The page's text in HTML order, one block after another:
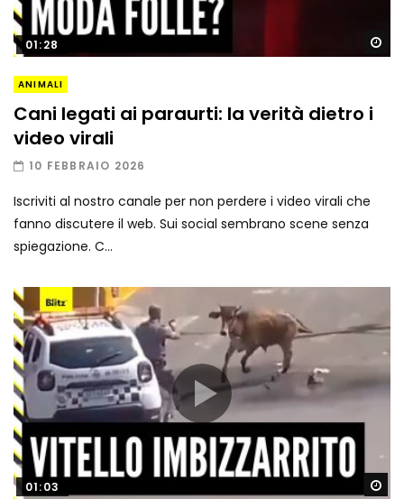
01:28
ANIMALI
Cani legati ai paraurti: la verità dietro i
video virali
10 FEBBRAIO 2026
Iscriviti al nostro canale per non perdere i video virali che
fanno discutere il web. Sui social sembrano scene senza
spiegazione. C...
01:03